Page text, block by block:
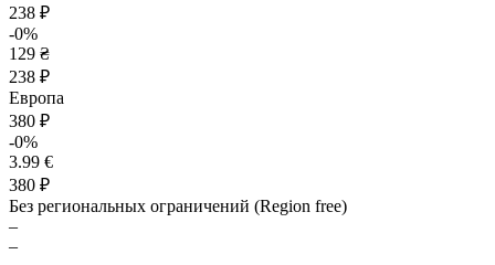
238 ₽
-0%
129 ₴
238 ₽
Европа
380 ₽
-0%
3.99 €
380 ₽
Без региональных ограничений (Region free)
–
–